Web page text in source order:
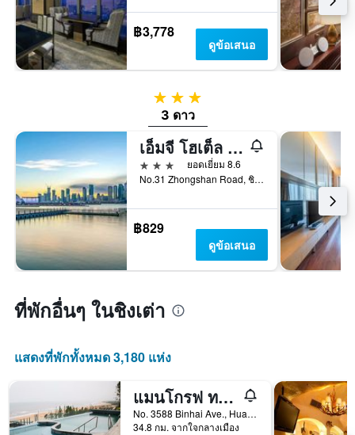
฿3,778
ดูข้อเสนอ
3 ดาว
3 ดาว
เอ็มจี โฮเต็ล - สานต์. ไมเคิลส์ คาทีดรัล, ชิงดาว
3 ดาว
ยอดเยี่ยม 8.6
No.31 Zhongshan Road, ชิงเต่า, จีน
฿829
ดูข้อเสนอ
ที่พักอื่นๆ ในชิงเต่า
แสดงที่พักทั้งหมด 3,180 แห่ง
แมนโกรฟ ทรี รีสอร์ท เวิลด์ ชิงเต่า
No. 3588 Binhai Ave., Huangdao Dist., ชิงเต่า, จีน
34.8 กม. จากใจกลางเมือง